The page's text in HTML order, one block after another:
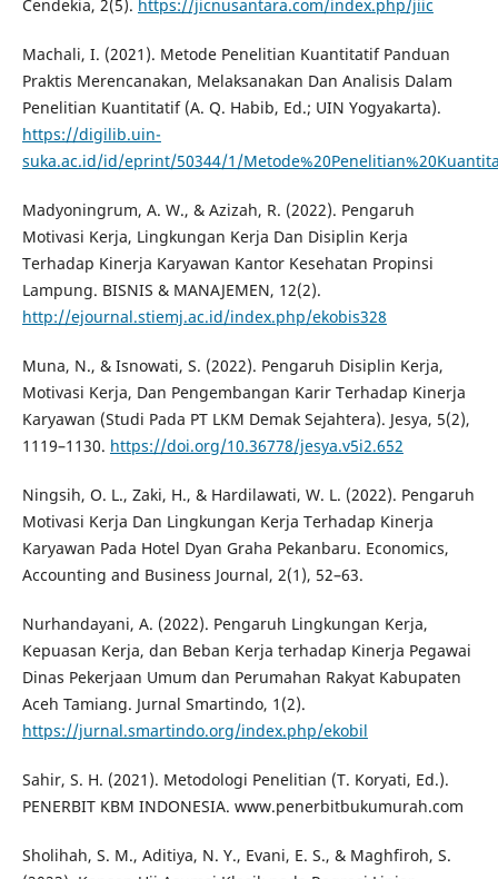
Cendekia, 2(5). https://jicnusantara.com/index.php/jiic
Machali, I. (2021). Metode Penelitian Kuantitatif Panduan
Praktis Merencanakan, Melaksanakan Dan Analisis Dalam
Penelitian Kuantitatif (A. Q. Habib, Ed.; UIN Yogyakarta).
https://digilib.uin-
suka.ac.id/id/eprint/50344/1/
Madyoningrum, A. W., & Azizah, R. (2022). Pengaruh
Motivasi Kerja, Lingkungan Kerja Dan Disiplin Kerja
Terhadap Kinerja Karyawan Kantor Kesehatan Propinsi
Lampung. BISNIS & MANAJEMEN, 12(2).
http://ejournal.stiemj.ac.id/index.php/ekobis328
Muna, N., & Isnowati, S. (2022). Pengaruh Disiplin Kerja,
Motivasi Kerja, Dan Pengembangan Karir Terhadap Kinerja
Karyawan (Studi Pada PT LKM Demak Sejahtera). Jesya, 5(2),
1119–1130. https://doi.org/10.36778/jesya.v5i2.652
Ningsih, O. L., Zaki, H., & Hardilawati, W. L. (2022). Pengaruh
Motivasi Kerja Dan Lingkungan Kerja Terhadap Kinerja
Karyawan Pada Hotel Dyan Graha Pekanbaru. Economics,
Accounting and Business Journal, 2(1), 52–63.
Nurhandayani, A. (2022). Pengaruh Lingkungan Kerja,
Kepuasan Kerja, dan Beban Kerja terhadap Kinerja Pegawai
Dinas Pekerjaan Umum dan Perumahan Rakyat Kabupaten
Aceh Tamiang. Jurnal Smartindo, 1(2).
https://jurnal.smartindo.org/index.php/ekobil
Sahir, S. H. (2021). Metodologi Penelitian (T. Koryati, Ed.).
PENERBIT KBM INDONESIA. www.penerbitbukumurah.com
Sholihah, S. M., Aditiya, N. Y., Evani, E. S., & Maghfiroh, S.